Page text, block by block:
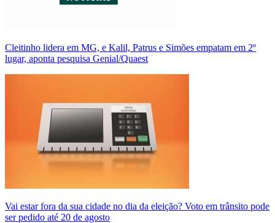
Cleitinho lidera em MG, e Kalil, Patrus e Simões empatam em 2º
lugar, aponta pesquisa Genial/Quaest
Vai estar fora da sua cidade no dia da eleição? Voto em trânsito pode
ser pedido até 20 de agosto